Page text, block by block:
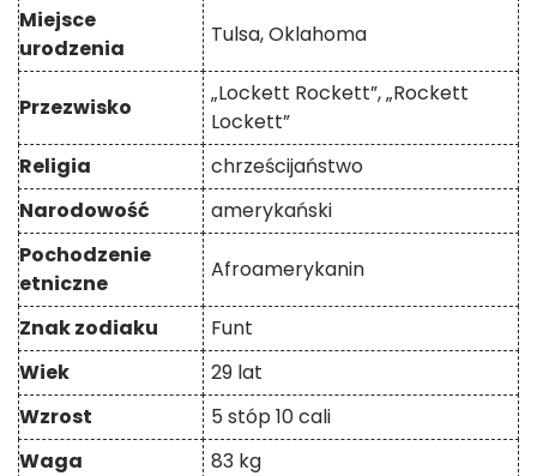
Miejsce
urodzenia
Tulsa, Oklahoma
Przezwisko
„Lockett Rockett”, „Rockett
Lockett”
Religia
chrześcijaństwo
Narodowość
amerykański
Pochodzenie
etniczne
Afroamerykanin
Znak zodiaku
Funt
Wiek
29 lat
Wzrost
5 stóp 10 cali
Waga
83 kg